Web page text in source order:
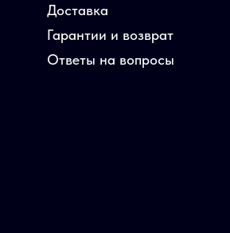
Гарантии и возврат
Ответы на вопросы
Доставка